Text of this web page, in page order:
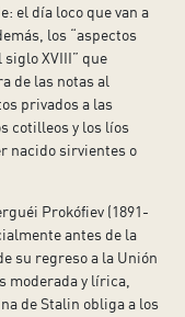
el día loco que van a
los “aspectos
XVIII” que
de las notas al
privados a las
cotilleos y los líos
nacido sirvientes o
Prokófiev (1891-
antes de la
su regreso a la Unión
moderada y lírica,
de Stalin obliga a los